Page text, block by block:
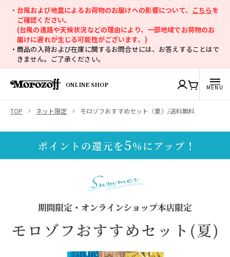
・台風および地震によるお荷物のお届けへの影響について、 こちらを
ご確認ください。
(台風の進路や天候状況などの理由により、一部地域でお荷物のお
届けに遅れが生じる可能性がございます。)
・商品の入荷および在庫に関するお問合せには、お答えすることはで
きません。ご了承ください。
ONLINE SHOP
TOP ネット限定 モロゾフおすすめセット（夏）/送料無料